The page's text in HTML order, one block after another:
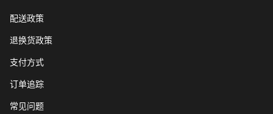
配送政策
退换货政策
支付方式
订单追踪
常见问题